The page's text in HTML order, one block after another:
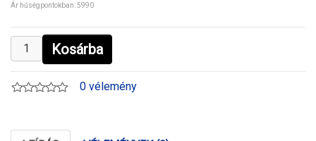
Ár hűségpontokban: 5990
Kosárba
0 vélemény